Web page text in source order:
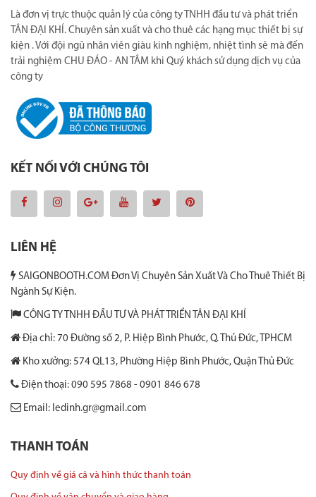
Là đơn vị trực thuộc quản lý của công ty TNHH đầu tư và phát triển
TÂN ĐẠI KHÍ. Chuyên sản xuất và cho thuê các hạng mục thiết bị sự
kiện . Với đội ngũ nhân viên giàu kinh nghiệm, nhiệt tình sẽ mà đến
trải nghiệm CHU ĐÁO - AN TÂM khi Quý khách sử dụng dịch vụ của
công ty
KẾT NỐI VỚI CHÚNG TÔI
LIÊN HỆ
SAIGONBOOTH.COM Đơn Vị Chuyên Sản Xuất Và Cho Thuê Thiết Bị
Ngành Sự Kiện.
CÔNG TY TNHH ĐẦU TƯ VÀ PHÁT TRIỂN TÂN ĐẠI KHÍ
Địa chỉ: 70 Đường số 2, P. Hiệp Bình Phước, Q. Thủ Đức, TPHCM
Kho xưởng: 574 QL13, Phường Hiệp Bình Phước, Quận Thủ Đức
Điện thoại: 090 595 7868 - 0901 846 678
Email: ledinh.gr@gmail.com
THANH TOÁN
Quy định về giá cả và hình thức thanh toán